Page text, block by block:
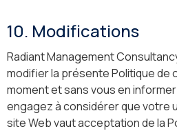
10. Modifications
Radiant Management
modifier la présente Politique de
moment et sans vous en
engagez à considérer que votre
site Web vaut acceptation de la